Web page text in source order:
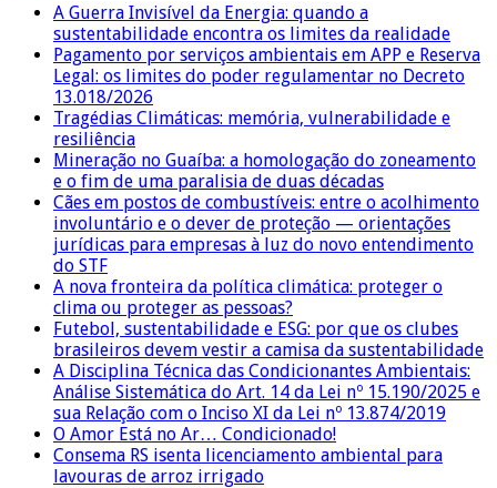
A Guerra Invisível da Energia: quando a
sustentabilidade encontra os limites da realidade
Pagamento por serviços ambientais em APP e Reserva
Legal: os limites do poder regulamentar no Decreto
13.018/2026
Tragédias Climáticas: memória, vulnerabilidade e
resiliência
Mineração no Guaíba: a homologação do zoneamento
e o fim de uma paralisia de duas décadas
Cães em postos de combustíveis: entre o acolhimento
involuntário e o dever de proteção — orientações
jurídicas para empresas à luz do novo entendimento
do STF
A nova fronteira da política climática: proteger o
clima ou proteger as pessoas?
Futebol, sustentabilidade e ESG: por que os clubes
brasileiros devem vestir a camisa da sustentabilidade
A Disciplina Técnica das Condicionantes Ambientais:
Análise Sistemática do Art. 14 da Lei nº 15.190/2025 e
sua Relação com o Inciso XI da Lei nº 13.874/2019
O Amor Está no Ar… Condicionado!
Consema RS isenta licenciamento ambiental para
lavouras de arroz irrigado